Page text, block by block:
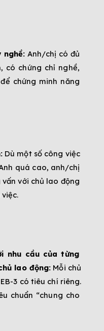
nghề: Anh/chị có đủ
có chứng chỉ nghề,
chứng minh năng
Dù một số công việc
quá cao, anh/chị
với chủ lao động
nhu cầu của từng
lao động: Mỗi chủ
3 có tiêu chí riêng.
chuẩn “chung cho